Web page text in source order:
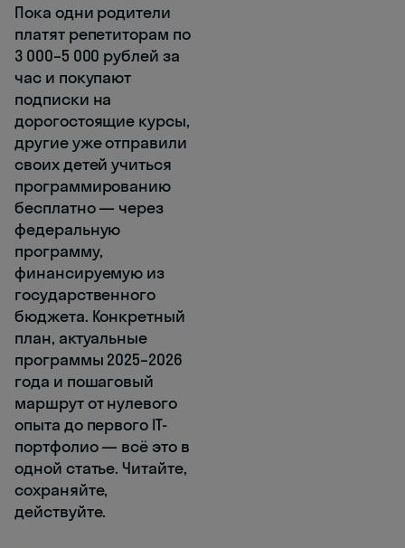
Пока одни родители
платят репетиторам по
3 000–5 000 рублей за
час и покупают
подписки на
дорогостоящие курсы,
другие уже отправили
своих детей учиться
программированию
бесплатно — через
федеральную
программу,
финансируемую из
государственного
бюджета. Конкретный
план, актуальные
программы 2025–2026
года и пошаговый
маршрут от нулевого
опыта до первого IT-
портфолио — всё это в
одной статье. Читайте,
сохраняйте,
действуйте.